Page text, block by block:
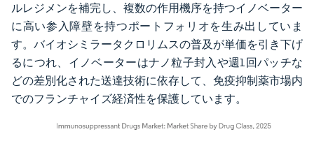
ルレジメンを補完し、複数の作用機序を持つイノベーター
に高い参入障壁を持つポートフォリオを生み出していま
す。バイオシミラータクロリムスの普及が単価を引き下げ
るにつれ、イノベーターはナノ粒子封入や週1回パッチな
どの差別化された送達技術に依存して、免疫抑制薬市場内
でのフランチャイズ経済性を保護しています。